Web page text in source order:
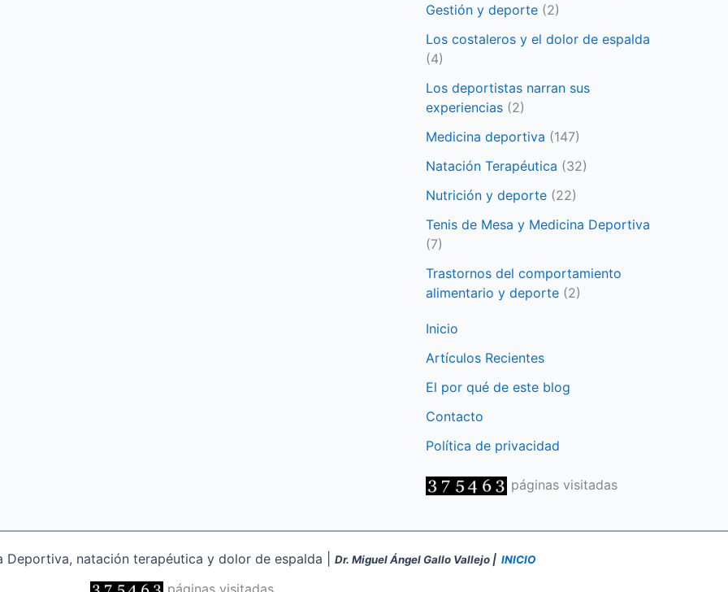
Gestión y deporte (2)
Los costaleros y el dolor de espalda
(4)
Los deportistas narran sus
experiencias (2)
Medicina deportiva (147)
Natación Terapéutica (32)
Nutrición y deporte (22)
Tenis de Mesa y Medicina Deportiva
(7)
Trastornos del comportamiento
alimentario y deporte (2)
Inicio
Artículos Recientes
El por qué de este blog
Contacto
Política de privacidad
páginas visitadas
natación terapéutica y dolor de espalda | Dr. Miguel Ángel Gallo Vallejo | INICIO
páginas visitadas